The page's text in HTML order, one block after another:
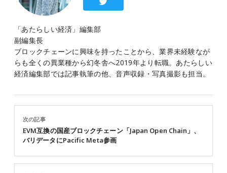
「あたらしい経済」編集部
副編集長
ブロックチェーンに興味を持ったことから、業界未経験なが
らも全くの異業種から幻冬舎へ2019年より転職。あたらしい
経済編集部では記事執筆の他、音声収録・写真撮影も担当。
次の記事
EVM互換の国産ブロックチェーン「Japan Open Chain」、
バリデータにPacific Meta参画